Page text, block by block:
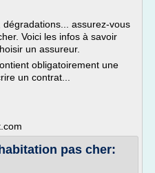
assurez-vous
Voici les infos à savoir
un assureur.
obligatoirement une
un contrat...
pas cher: